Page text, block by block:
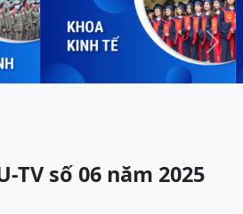
Next
TV số 06 năm 2025